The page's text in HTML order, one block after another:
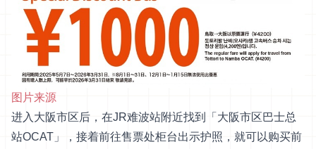
图片来源
进入大阪市区后，在JR难波站附近找到「大阪市区巴士总
站OCAT」，接着前往售票处柜台出示护照，就可以购买前